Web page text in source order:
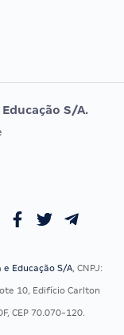
ORDEM
OAB
S/A.
e Educação S/A, CNPJ:
10, Edifício Carlton
CEP 70.070-120.